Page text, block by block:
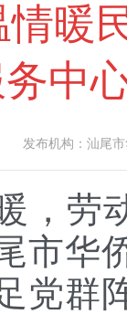
情暖
中
布机构： 汕尾
，劳
市华
党群